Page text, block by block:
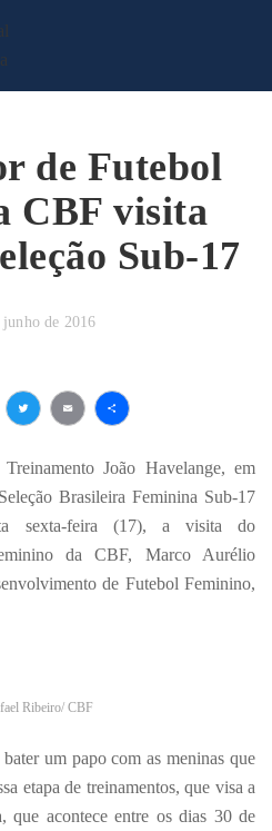
de Futebol
CBF visita
Sub-17
junho de 2016
João Havelange, em
Brasileira Feminina Sub-17
sexta-feira (17), a visita do
da CBF, Marco Aurélio
de Futebol Feminino,
Ribeiro/ CBF
um papo com as meninas que
etapa de treinamentos, que visa a
que acontece entre os dias 30 de